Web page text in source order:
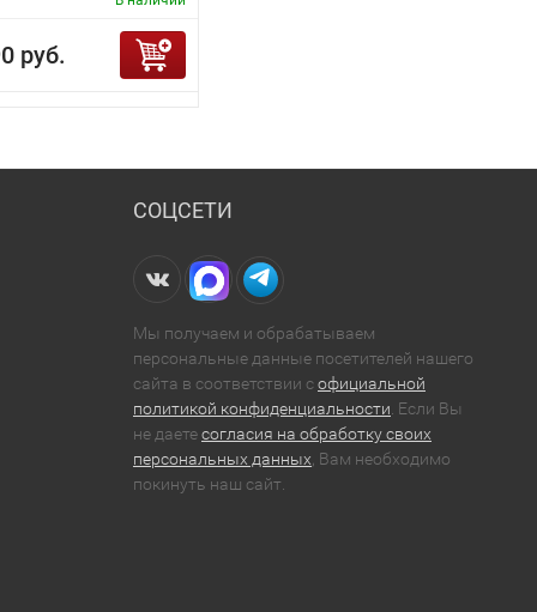
руб.
СОЦСЕТИ
Мы получаем и обрабатываем
персональные данные посетителей нашего
сайта в соответствии софициальной
политикой конфиденциальности . Если Вы
не даетесогласия на обработку своих
персональных данных , Вам необходимо
покинуть наш сайт.